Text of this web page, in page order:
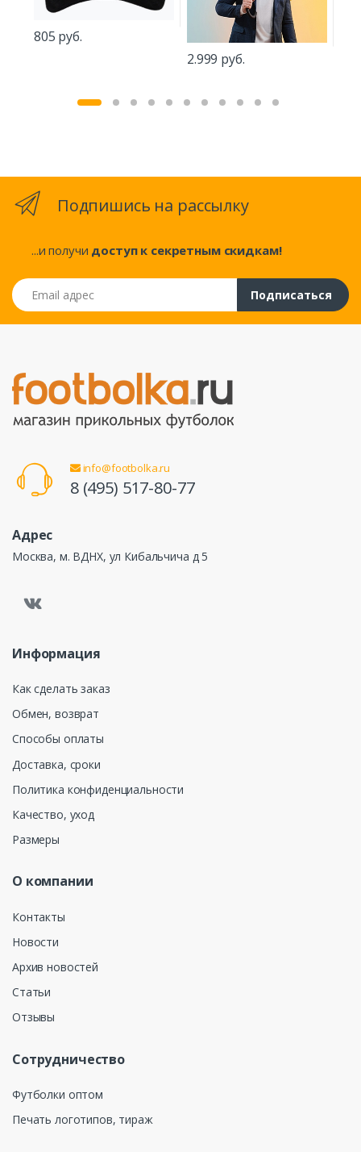
805 руб.
2.999 руб.
Подпишись на рассылку
...и получи доступ к секретным скидкам!
Email адрес
Подписаться
info@footbolka.ru
8 (495) 517-80-77
Адрес
Москва, м. ВДНХ, ул Кибальчича д 5
Информация
Как сделать заказ
Обмен, возврат
Способы оплаты
Доставка, сроки
Политика конфиденциальности
Качество, уход
Размеры
О компании
Контакты
Новости
Архив новостей
Статьи
Отзывы
Сотрудничество
Футболки оптом
Печать логотипов, тираж